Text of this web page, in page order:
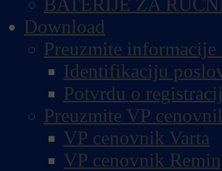
Download
Preuzmite
Identifikaciju
Potvrdu o
Preuzmite VP
VP cenovnik Varta
VP cenovnik